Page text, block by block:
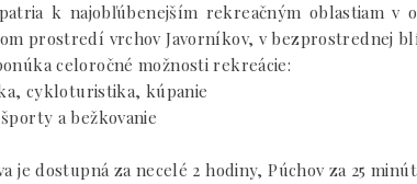
k najobľúbenejším rekreačným oblastiam v
prostredí vrchov Javorníkov, v bezprostrednej
celoročné možnosti rekreácie:
cykloturistika, kúpanie
a bežkovanie
je dostupná za necelé 2 hodiny, Púchov za 25